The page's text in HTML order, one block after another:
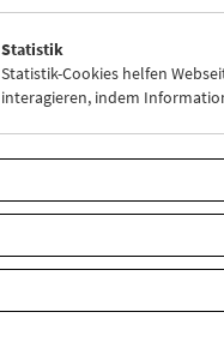
Share on
Statistik
Statistik-Cookies helfen
interagieren, indem